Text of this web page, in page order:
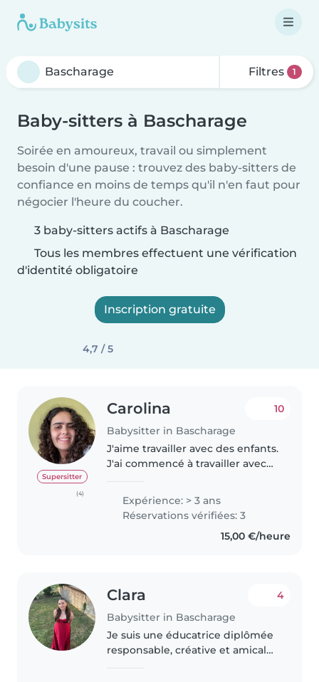
Filtres 1
Baby-sitters à Bascharage
Soirée en amoureux, travail ou simplement
besoin d'une pause : trouvez des baby-sitters de
confiance en moins de temps qu'il n'en faut pour
négocier l'heure du coucher.
3 baby-sitters actifs à Bascharage
Tous les membres effectuent une vérification
d'identité obligatoire
Inscription gratuite
4,7 / 5
Supersitter
(4)
Carolina
Babysitter in Bascharage
10
J'aime travailler avec des enfants.
J'ai commencé à travailler avec
j'ai donné des cours en
mathématiques et en allemand
à mes voisins et un peu plus..
Expérience: > 3 ans
Réservations vérifiées: 3
15,00 €/heure
Clara
Babysitter in Bascharage
4
Je suis une éducatrice diplômée
responsable, créative et amicale